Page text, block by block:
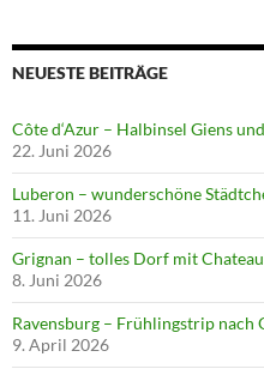
NEUESTE BEITRÄGE
Côte d‘Azur – Halbinsel Giens
22. Juni 2026
Luberon – wunderschöne
11. Juni 2026
Grignan – tolles Dorf mit
8. Juni 2026
Ravensburg – Frühlingstrip nach
9. April 2026